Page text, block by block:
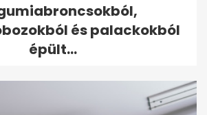
és palackokból
épült...